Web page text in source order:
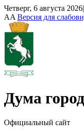
Четверг, 6 августа 2026|
AA Версия для
Дума
Официальный сайт